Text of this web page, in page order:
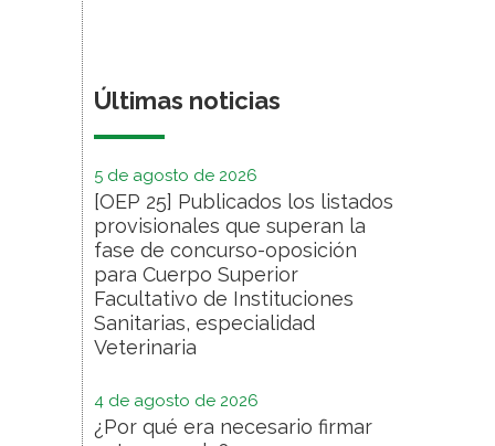
Últimas noticias
5 de agosto de 2026
[OEP 25] Publicados los listados
provisionales que superan la
fase de concurso-oposición
para Cuerpo Superior
Facultativo de Instituciones
Sanitarias, especialidad
Veterinaria
4 de agosto de 2026
¿Por qué era necesario firmar